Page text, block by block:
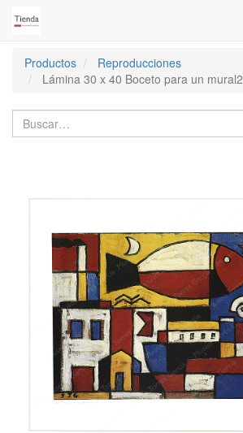
Productos
Reproducciones
Lámina 30 x 40 Boceto para un mural2